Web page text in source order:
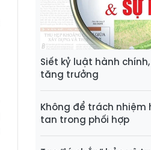
Siết kỷ luật hành
tăng trưởng
Không để trách nhiệm
tan trong phối hợp